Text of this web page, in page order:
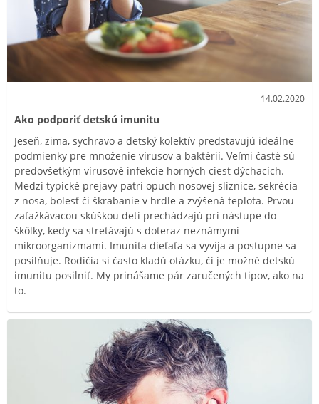
14.02.2020
Ako podporiť detskú imunitu
Jeseň, zima, sychravo a detský kolektív predstavujú ideálne
podmienky pre množenie vírusov a baktérií. Veľmi časté sú
predovšetkým vírusové infekcie horných ciest dýchacích.
Medzi typické prejavy patrí opuch nosovej sliznice, sekrécia
z nosa, bolesť či škrabanie v hrdle a zvýšená teplota. Prvou
zaťažkávacou skúškou deti prechádzajú pri nástupe do
škôlky, kedy sa stretávajú s doteraz neznámymi
mikroorganizmami. Imunita dieťaťa sa vyvíja a postupne sa
posilňuje. Rodičia si často kladú otázku, či je možné detskú
imunitu posilniť. My prinášame pár zaručených tipov, ako na
to.